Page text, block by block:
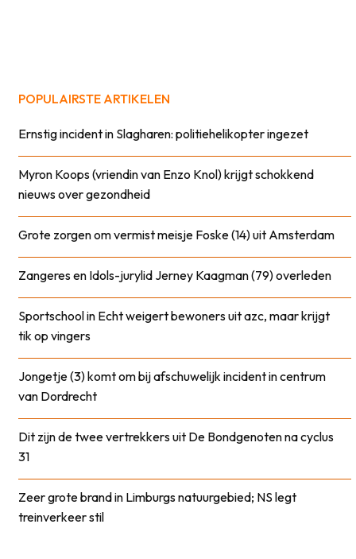
POPULAIRSTE ARTIKELEN
Ernstig incident in Slagharen: politiehelikopter ingezet
Myron Koops (vriendin van Enzo Knol) krijgt schokkend
nieuws over gezondheid
Grote zorgen om vermist meisje Foske (14) uit Amsterdam
Zangeres en Idols-jurylid Jerney Kaagman (79) overleden
Sportschool in Echt weigert bewoners uit azc, maar krijgt
tik op vingers
Jongetje (3) komt om bij afschuwelijk incident in centrum
van Dordrecht
Dit zijn de twee vertrekkers uit De Bondgenoten na cyclus
31
Zeer grote brand in Limburgs natuurgebied; NS legt
treinverkeer stil